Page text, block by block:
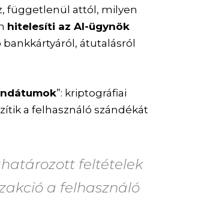
függetlenül attól, milyen
hitelesíti az AI-ügynök
bankkártyáról, átutalásról
”: kriptográfiai
a felhasználó szándékát
feltételek
a felhasználó